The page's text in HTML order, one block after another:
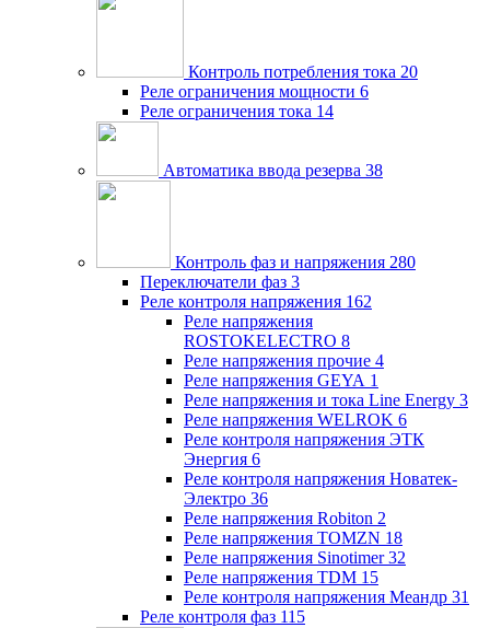
Контроль потребления тока 20
Реле ограничения мощности 6
Реле ограничения тока 14
Автоматика ввода резерва 38
Контроль фаз и напряжения 280
Переключатели фаз 3
Реле контроля напряжения 162
Реле напряжения
ROSTOKELECTRO 8
Реле напряжения прочие 4
Реле напряжения GEYA 1
Реле напряжения и тока Line Energy 3
Реле напряжения WELROK 6
Реле контроля напряжения ЭТК
Энергия 6
Реле контроля напряжения Новатек-
Электро 36
Реле напряжения Robiton 2
Реле напряжения TOMZN 18
Реле напряжения Sinotimer 32
Реле напряжения TDM 15
Реле контроля напряжения Меандр 31
Реле контроля фаз 115